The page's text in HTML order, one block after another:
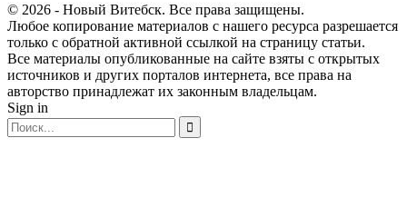
© 2026 - Новый Витебск. Все права защищены.
Любое копирование материалов с нашего ресурса разрешается
только с обратной активной ссылкой на страницу статьи.
Все материалы опубликованные на сайте взяты с открытых
источников и других порталов интернета, все права на
авторство принадлежат их законным владельцам.
Sign in